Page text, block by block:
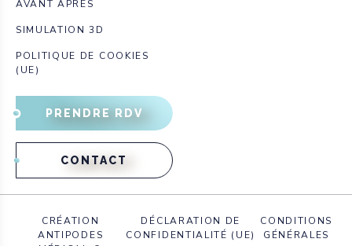
AVANT APRÈS
SIMULATION 3D
POLITIQUE DE COOKIES
(UE)
PRENDRE RDV
CONTACT
CRÉATION
ANTIPODES
DÉCLARATION DE
CONFIDENTIALITÉ (UE)
CONDITIONS
GÉNÉRALES